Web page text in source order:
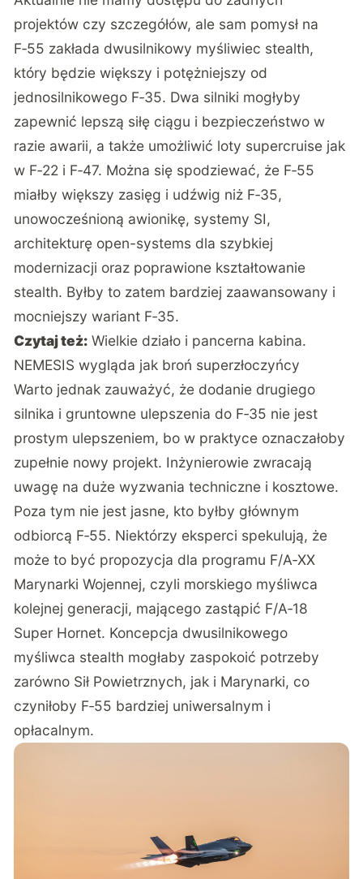
projektów czy szczegółów, ale sam pomysł na
F‑55 zakłada dwusilnikowy myśliwiec stealth,
który będzie większy i potężniejszy od
jednosilnikowego F‑35. Dwa silniki mogłyby
zapewnić lepszą siłę ciągu i bezpieczeństwo w
razie awarii, a także umożliwić loty supercruise jak
w F‑22 i F‑47. Można się spodziewać, że F‑55
miałby większy zasięg i udźwig niż F‑35,
unowocześnioną awionikę, systemy SI,
architekturę open-systems dla szybkiej
modernizacji oraz poprawione kształtowanie
stealth. Byłby to zatem bardziej zaawansowany i
mocniejszy wariant F‑35.
Czytaj też: Wielkie działo i pancerna kabina.
NEMESIS wygląda jak broń superzłoczyńcy
Warto jednak zauważyć, że dodanie drugiego
silnika i gruntowne ulepszenia do F‑35 nie jest
prostym ulepszeniem, bo w praktyce oznaczałoby
zupełnie nowy projekt. Inżynierowie zwracają
uwagę na duże wyzwania techniczne i kosztowe.
Poza tym nie jest jasne, kto byłby głównym
odbiorcą F‑55. Niektórzy eksperci spekulują, że
może to być propozycja dla programu F/A‑XX
Marynarki Wojennej, czyli morskiego myśliwca
kolejnej generacji, mającego zastąpić F/A‑18
Super Hornet. Koncepcja dwusilnikowego
myśliwca stealth mogłaby zaspokoić potrzeby
zarówno Sił Powietrznych, jak i Marynarki, co
czyniłoby F‑55 bardziej uniwersalnym i
opłacalnym.